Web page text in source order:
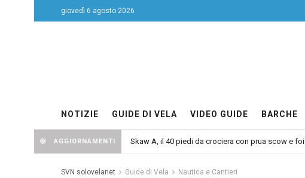
giovedì 6 agosto 2026
NOTIZIE GUIDE DI VELA VIDEO GUIDE BARCHE
AGGIORNAMENTI Skaw A, il 40 piedi da crociera con prua scow e foil
SVN solovelanet Guide di Vela Nautica e Cantieri